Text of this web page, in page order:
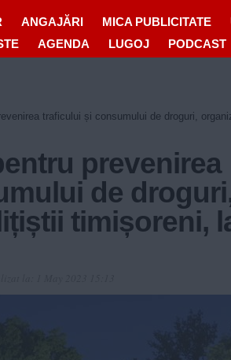
ANGAJĂRI MICA PUBLICITATE
AGENDA LUGOJ PODCAST
traficului și consumului de droguri,
prevenirea
de
timișoreni,